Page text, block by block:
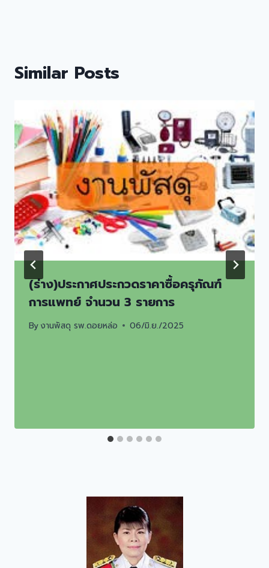
Similar Posts
(ร่าง)ประกาศประกวดราคาซื้อครุภัณฑ์
การแพทย์ จำนวน 3 รายการ
Byงานพัสดุ รพ.ดอยหล่อ 06/มิ.ย./2025